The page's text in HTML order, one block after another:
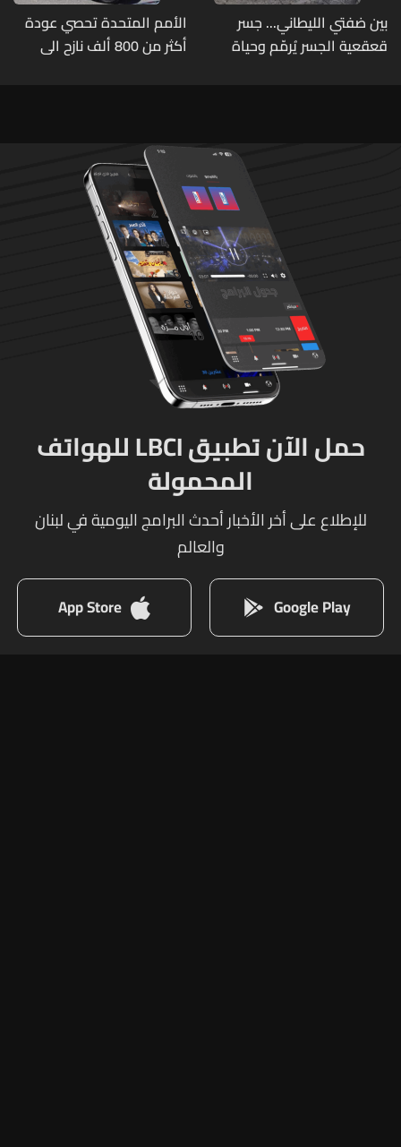
بين ضفتي الليطاني... جسر
قعقعية الجسر يُرمّم وحياة
الأمم المتحدة تحصي عودة
أكثر من 800 ألف نازح الى
حمل الآن تطبيق LBCI للهواتف
المحمولة
للإطلاع على أخر الأخبار أحدث البرامج اليومية في لبنان
والعالم
Google Play
App Store